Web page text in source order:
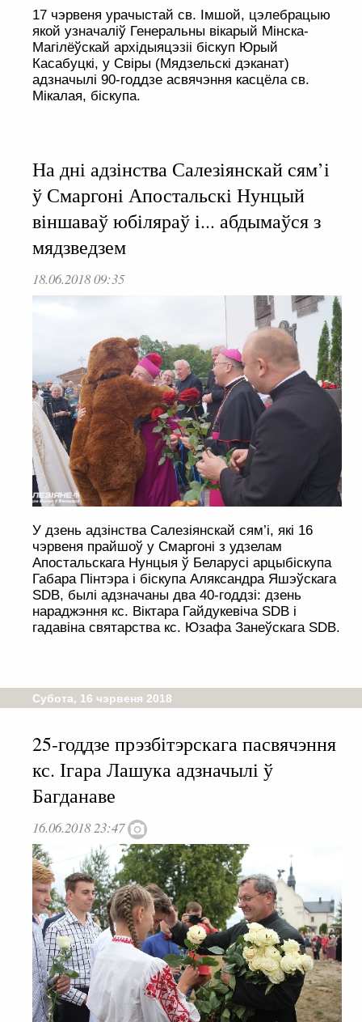
17 чэрвеня урачыстай св. Імшой, цэлебрацыю
якой узначаліў Генеральны вікарый Мінска-
Магілёўскай архідыяцэзіі біскуп Юрый
Касабуцкі, у Свіры (Мядзельскі дэканат)
адзначылі 90-годдзе асвячэння касцёла св.
Мікалая, біскупа.
На дні адзінства Салезіянскай сям’і
ў Смаргоні Апостальскі Нунцый
віншаваў юбіляраў і... абдымаўся з
мядзведзем
18.06.2018 09:35
У дзень адзінства Салезіянскай сям’і, які 16
чэрвеня прайшоў у Смаргоні з удзелам
Апостальскага Нунцыя ў Беларусі арцыбіскупа
Габара Пінтэра і біскупа Аляксандра Яшэўскага
SDB, былі адзначаны два 40-годдзі: дзень
нараджэння кс. Віктара Гайдукевіча SDB і
гадавіна святарства кс. Юзафа Занеўскага SDB.
Субота, 16 чэрвеня 2018
25-годдзе прэзбітэрскага пасвячэння
кс. Ігара Лашука адзначылі ў
Багданаве
16.06.2018 23:47